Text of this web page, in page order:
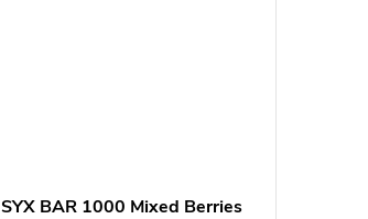
SYX BAR 1000 Mixed Berries